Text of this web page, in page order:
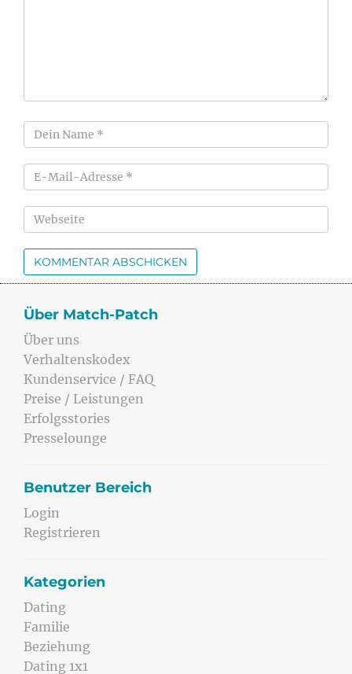
Über Match-Patch
Über uns
Verhaltenskodex
Kundenservice / FAQ
Preise / Leistungen
Erfolgsstories
Presselounge
Benutzer Bereich
Login
Registrieren
Kategorien
Dating
Familie
Beziehung
Dating 1x1